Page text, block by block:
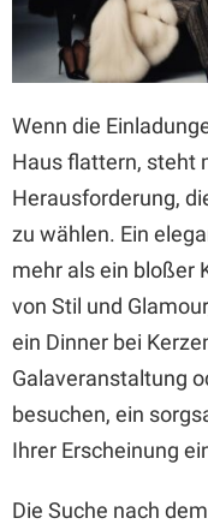
Wenn die
Haus flattern, steht
Herausforderung,
zu wählen. Ein
mehr als ein bloßer
von Stil und
ein Dinner bei
Galaveranstaltung
besuchen, ein
Ihrer Erscheinung
Die Suche nach